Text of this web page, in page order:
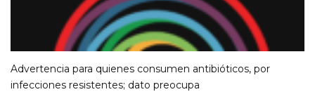
Advertencia para quienes consumen antibióticos, por
infecciones resistentes; dato preocupa